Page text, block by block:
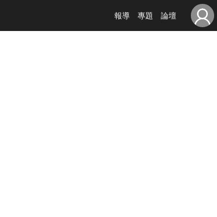
報導 專題 論壇